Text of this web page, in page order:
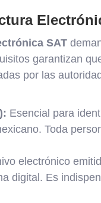
SAT
garantizan
por las
Esencial para
Toda
electrónico
digital. Es